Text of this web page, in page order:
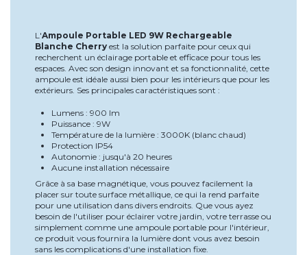
L'Ampoule Portable LED 9W Rechargeable
Blanche Cherry est la solution parfaite pour ceux qui
recherchent un éclairage portable et efficace pour tous les
espaces. Avec son design innovant et sa fonctionnalité, cette
ampoule est idéale aussi bien pour les intérieurs que pour les
extérieurs. Ses principales caractéristiques sont :
Lumens : 900 lm
Puissance : 9W
Température de la lumière : 3000K (blanc chaud)
Protection IP54
Autonomie : jusqu'à 20 heures
Aucune installation nécessaire
Grâce à sa base magnétique, vous pouvez facilement la
placer sur toute surface métallique, ce qui la rend parfaite
pour une utilisation dans divers endroits. Que vous ayez
besoin de l'utiliser pour éclairer votre jardin, votre terrasse ou
simplement comme une ampoule portable pour l'intérieur,
ce produit vous fournira la lumière dont vous avez besoin
sans les complications d'une installation fixe.